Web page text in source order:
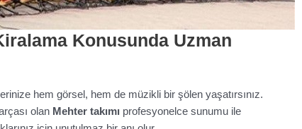
Konusunda Uzman
hem görsel, hem de müzikli bir şölen yaşatırsınız.
olan Mehter takımı profesyonelce sunumu ile